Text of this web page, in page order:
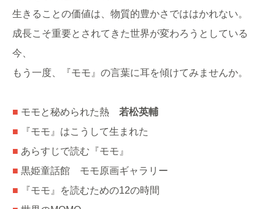
生きることの価値は、物質的豊かさでははかれない。
成長こそ重要とされてきた世界が変わろうとしている
今、
もう一度、『モモ』の言葉に耳を傾けてみませんか。
■ モモと秘められた熱 若松英輔
■ 『モモ』はこうして生まれた
■ あらすじで読む『モモ』
■ 黒姫童話館 モモ原画ギャラリー
■ 『モモ』を読むための12の時間